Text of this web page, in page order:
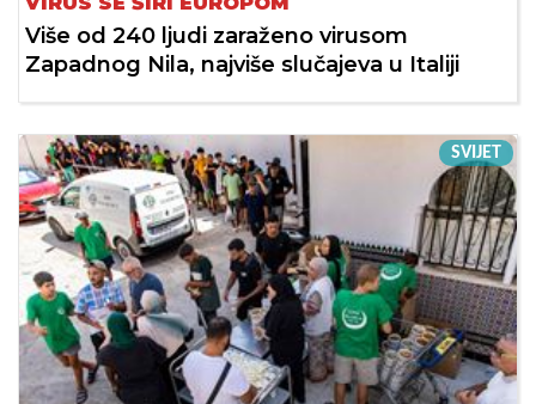
Više od 240 ljudi zaraženo virusom
Zapadnog Nila, najviše slučajeva u Italiji
SVIJET